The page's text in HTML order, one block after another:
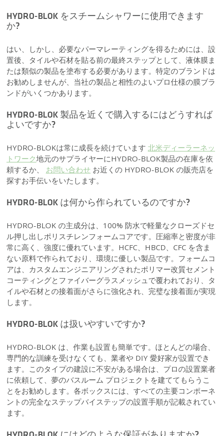
HYDRO-BLOK をスチームシャワーに使用できます
か?
はい、しかし、必要なパーマレーティングを得るためには、設
置後、タイルや石材を貼る前の最終ステップとして、液体膜ま
たは類似の製品を塗布する必要があります。特定のブランドは
お勧めしませんが、当社の製品と相性のよいプロ仕様の膜ブラ
ンドがいくつかあります。
HYDRO-BLOK 製品を近くで購入するにはどうすれば
よいですか?
HYDRO-BLOKは常に成長を続けています 北米ディーラーネッ
トワーク地元のサプライヤーにHYDRO-BLOK製品の在庫を依
頼するか、 お問い合わせ お近くの HYDRO-BLOK の販売店を
探すお手伝いをいたします。
HYDRO-BLOK は何から作られているのですか?
HYDRO-BLOK の主成分は、100% 防水で軽量なクローズドセ
ル押し出しポリスチレンフォームコアです。圧縮率と密度が非
常に高く、強度に優れています。HCFC、HBCD、CFC を含ま
ない原料で作られており、環境に優しい製品です。フォームコ
アは、カスタムエンジニアリングされたポリマー改質セメント
コーティングとファイバーグラスメッシュで覆われており、タ
イルや石材との接着面がさらに強化され、完璧な接着面が実現
します。
HYDRO-BLOK は扱いやすいですか?
HYDRO-BLOK は、作業も設置も簡単です。ほとんどの場合、
専門的な訓練を受けなくても、業者や DIY 愛好家が設置でき
ます。このタイプの建設に不安がある場合は、プロの設置業者
に依頼して、夢のバスルーム プロジェクトを建ててもらうこ
とをお勧めします。各ボックスには、すべての主要コンポーネ
ントの完全なステップバイステップの設置手順が記載されてい
ます。